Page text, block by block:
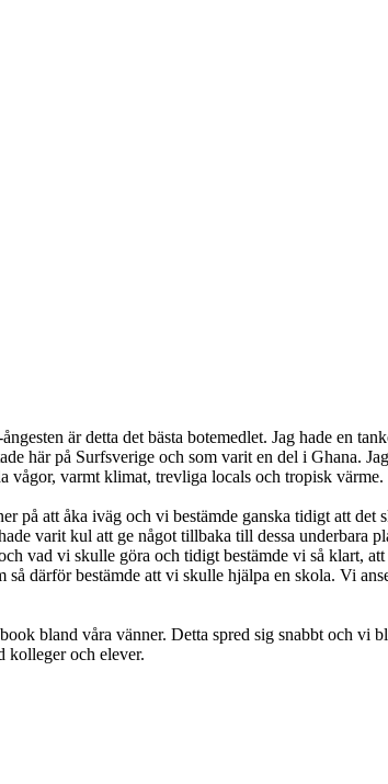
är detta det bästa botemedlet. Jag hade en
här på Surfsverige och som varit en del i Ghana.
vågor, varmt klimat, trevliga locals och tropisk värme.
på att åka iväg och vi bestämde ganska tidigt att det
varit kul att ge något tillbaka till dessa underbara
vad vi skulle göra och tidigt bestämde vi så klart,
därför bestämde att vi skulle hjälpa en skola. Vi
bland våra vänner. Detta spred sig snabbt och vi
kolleger och elever.